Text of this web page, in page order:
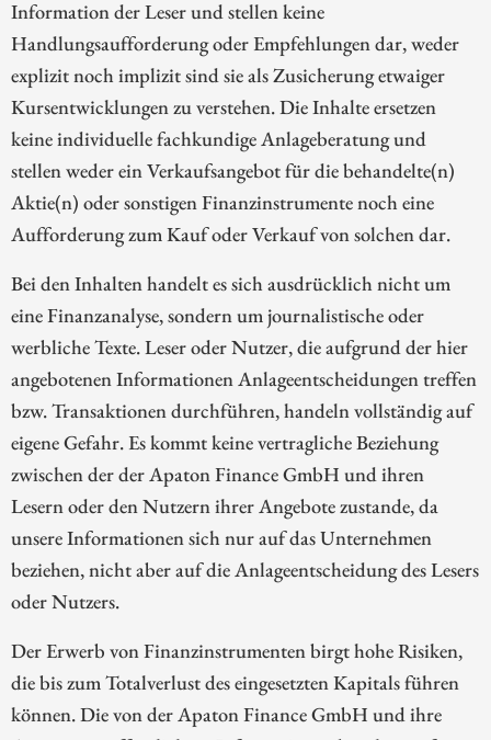
Information der Leser und stellen keine
Handlungsaufforderung oder Empfehlungen dar, weder
explizit noch implizit sind sie als Zusicherung etwaiger
Kursentwicklungen zu verstehen. Die Inhalte ersetzen
keine individuelle fachkundige Anlageberatung und
stellen weder ein Verkaufsangebot für die behandelte(n)
Aktie(n) oder sonstigen Finanzinstrumente noch eine
Aufforderung zum Kauf oder Verkauf von solchen dar.
Bei den Inhalten handelt es sich ausdrücklich nicht um
eine Finanzanalyse, sondern um journalistische oder
werbliche Texte. Leser oder Nutzer, die aufgrund der hier
angebotenen Informationen Anlageentscheidungen treffen
bzw. Transaktionen durchführen, handeln vollständig auf
eigene Gefahr. Es kommt keine vertragliche Beziehung
zwischen der der Apaton Finance GmbH und ihren
Lesern oder den Nutzern ihrer Angebote zustande, da
unsere Informationen sich nur auf das Unternehmen
beziehen, nicht aber auf die Anlageentscheidung des Lesers
oder Nutzers.
Der Erwerb von Finanzinstrumenten birgt hohe Risiken,
die bis zum Totalverlust des eingesetzten Kapitals führen
können. Die von der Apaton Finance GmbH und ihre